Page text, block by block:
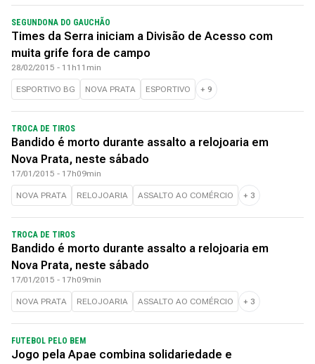
SEGUNDONA DO GAUCHÃO
Times da Serra iniciam a Divisão de Acesso com
muita grife fora de campo
28/02/2015 - 11h11min
ESPORTIVO BG NOVA PRATA ESPORTIVO + 9
TROCA DE TIROS
Bandido é morto durante assalto a relojoaria em
Nova Prata, neste sábado
17/01/2015 - 17h09min
NOVA PRATA RELOJOARIA ASSALTO AO COMÉRCIO + 3
TROCA DE TIROS
Bandido é morto durante assalto a relojoaria em
Nova Prata, neste sábado
17/01/2015 - 17h09min
NOVA PRATA RELOJOARIA ASSALTO AO COMÉRCIO + 3
FUTEBOL PELO BEM
Jogo pela Apae combina solidariedade e